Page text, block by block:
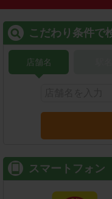
こだわり条件で
店舗名
スマートフォン